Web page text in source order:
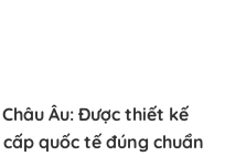
Âu: Được thiết kế
quốc tế đúng chuẩn